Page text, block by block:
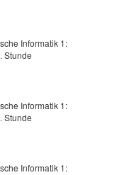
Informatik 1:
Stunde
Informatik 1:
Stunde
Informatik 1: